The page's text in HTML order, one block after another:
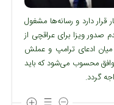
قرار دارد و رسانه‌ها مشغول
صدور ویزا برای عراقچی از
میان ادعای ترامپ و عملش
محسوب می‌شود که باید
گردد.